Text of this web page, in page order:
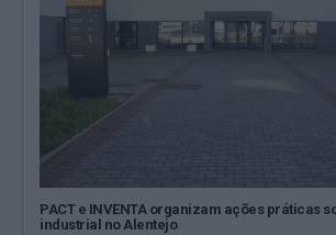
PACT e INVENTA organizam ações práticas
industrial no Alentejo